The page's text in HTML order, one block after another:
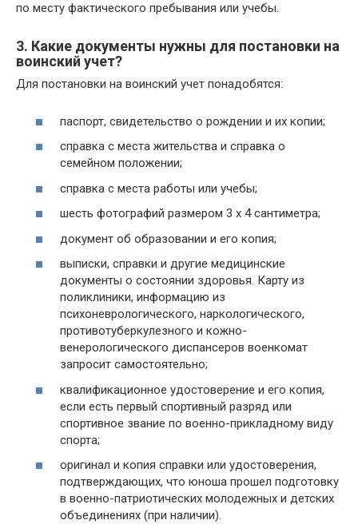
по месту фактического пребывания или учебы.
3. Какие документы нужны для постановки на
воинский учет?
Для постановки на воинский учет понадобятся:
паспорт, свидетельство о рождении и их копии;
справка с места жительства и справка о
семейном положении;
справка с места работы или учебы;
шесть фотографий размером 3 x 4 сантиметра;
документ об образовании и его копия;
выписки, справки и другие медицинские
документы о состоянии здоровья. Карту из
поликлиники, информацию из
психоневрологического, наркологического,
противотуберкулезного и кожно-
венерологического диспансеров военкомат
запросит самостоятельно;
квалификационное удостоверение и его копия,
если есть первый спортивный разряд или
спортивное звание по военно-прикладному виду
спорта;
оригинал и копия справки или удостоверения,
подтверждающих, что юноша прошел подготовку
в военно-патриотических молодежных и детских
объединениях (при наличии).